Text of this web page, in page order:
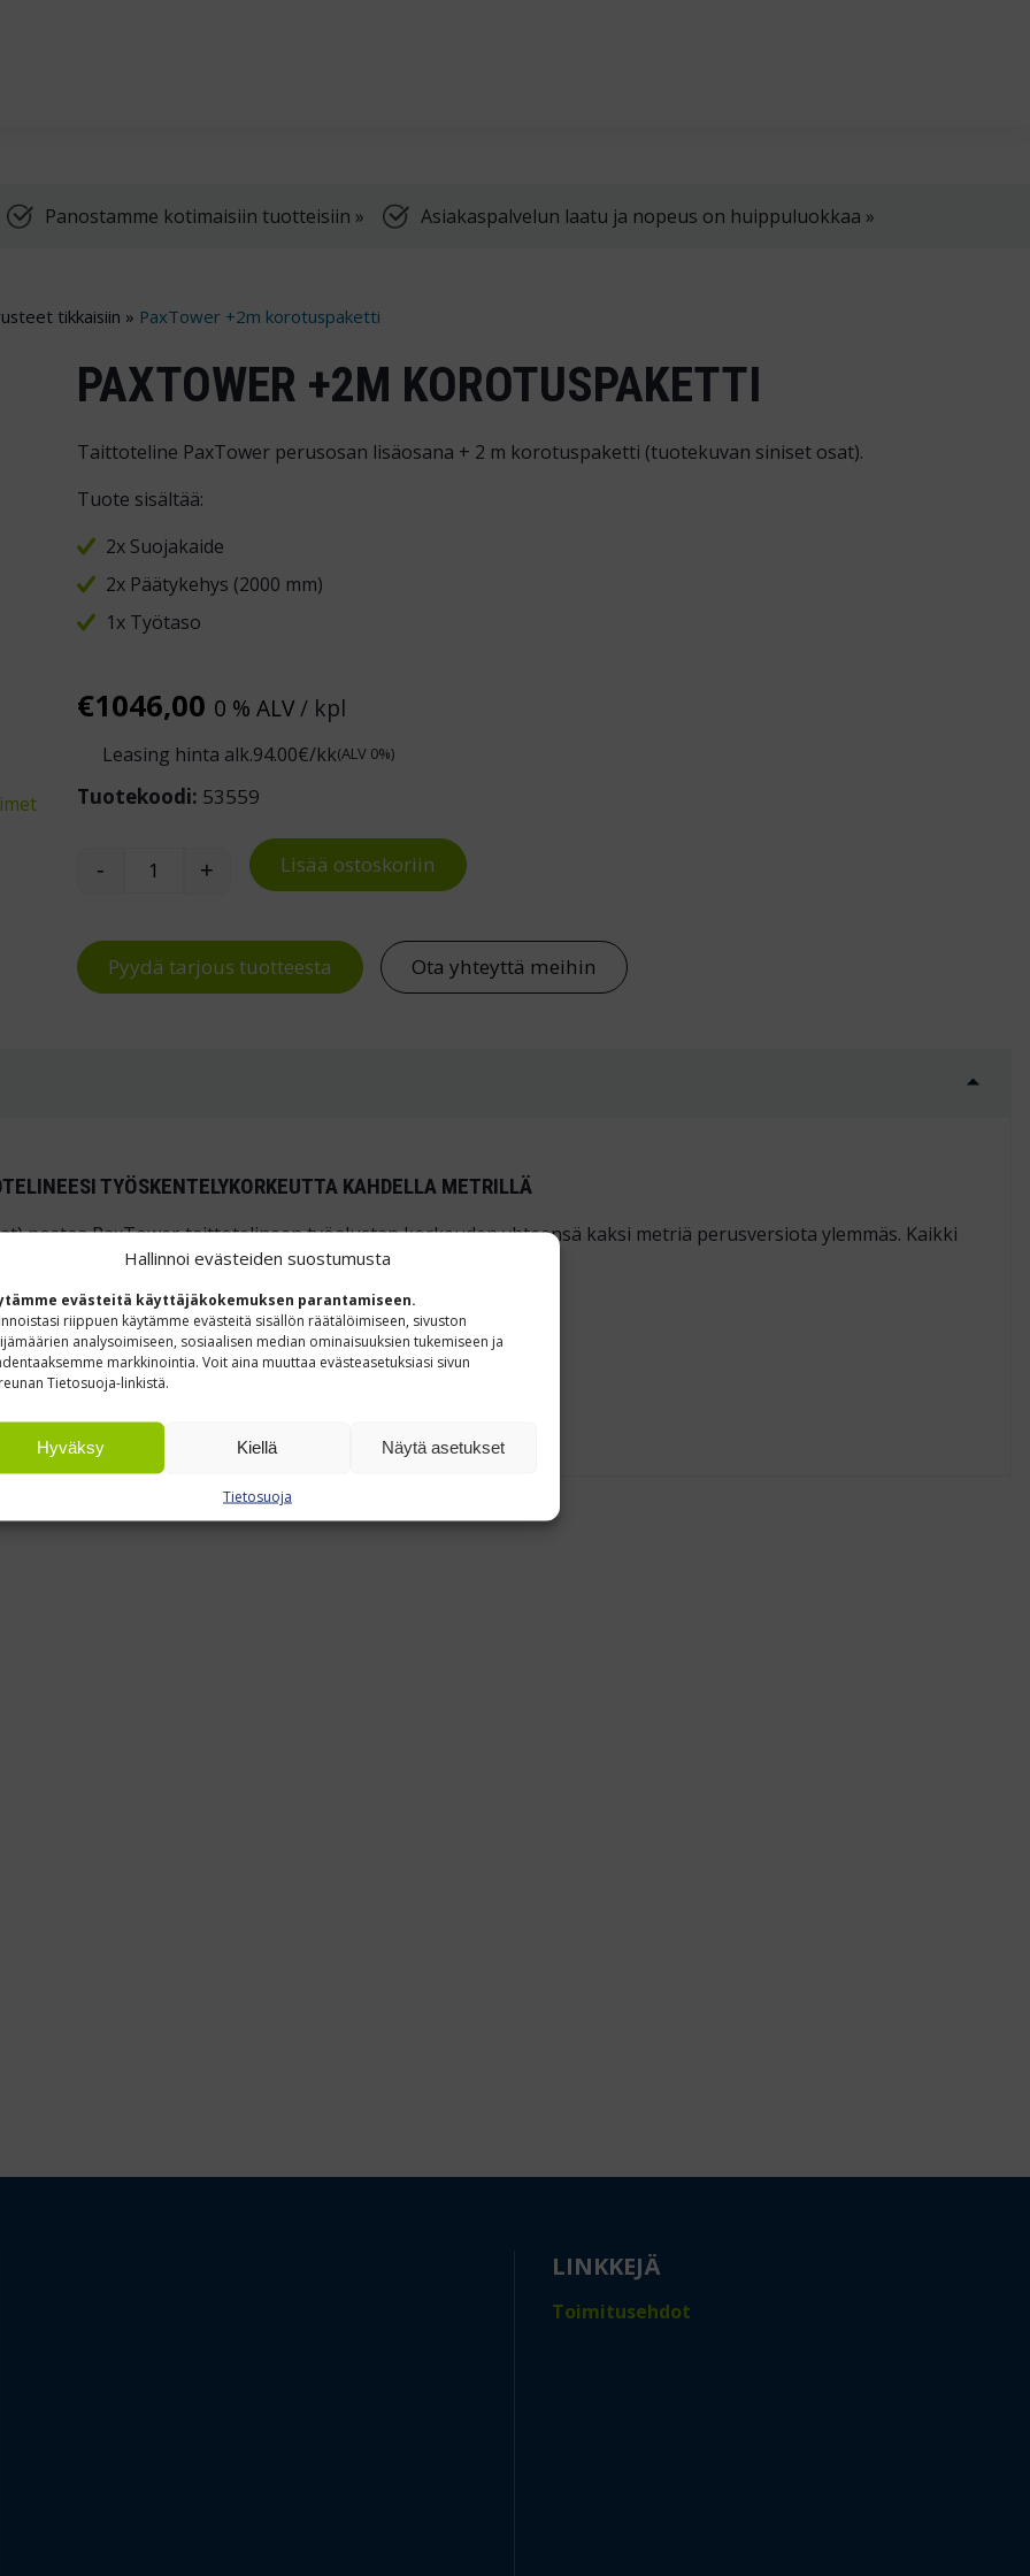
Hallinnoi evästeiden suostumusta
evästeitä käyttäjäkokemuksen parantamiseen.
riippuen käytämme evästeitä sisällön räätälöimiseen, sivuston
analysoimiseen, sosiaalisen median ominaisuuksien tukemiseen ja
markkinointia. Voit aina muuttaa evästeasetuksiasi sivun
Tietosuoja-linkistä.
Hyväksy Kiellä Näytä asetukset
Tietosuoja
Panostamme kotimaisiin tuotteisiin » Asiakaspalvelun laatu ja nopeus on huippuluokkaa »
tikkaisiin » PaxTower +2m korotuspaketti
PAXTOWER +2M KOROTUSPAKETTI
Taittoteline PaxTower perusosan lisäosana + 2 m korotuspaketti (tuotekuvan siniset osat).
Tuote sisältää:
2x Suojakaide
2x Päätykehys (2000 mm)
1x Työtaso
€1046,00 0 % ALV/ kpl
Leasing hinta alk.94.00€/kk(ALV 0%)
Tuotekoodi: 53559
PaxTower +2m korotuspaketti määrä
- + Lisää ostoskoriin
Pyydä tarjous tuotteesta Ota yhteyttä meihin
TYÖSKENTELYKORKEUTTA KAHDELLA METRILLÄ
nostaa PaxTower‑taittotelineen työ­alustan korkeuden yhteensä kaksi metriä perus­versiota ylemmäs. Kaikki
kanssa, joiden työ­alustan mitat ovat 1 800 × 600 mm.
LINKKEJÄ
Toimitusehdot